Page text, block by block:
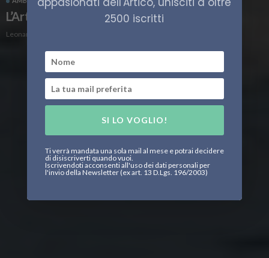
L’Artico non è mai stato così caldo
Leonardo Parigi
2500 iscritti
SI LO VOGLIO!
Ti verrà mandata una sola mail al mese e potrai decidere
di disiscriverti quando vuoi.
Iscrivendoti acconsenti all'uso dei dati personali per
l'invio della Newsletter (ex art. 13 D.Lgs. 196/2003)